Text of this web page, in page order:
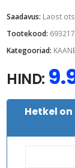
Saadavus: Laost
Tootekood:
Kategooriad:
HIND:
Hetkel